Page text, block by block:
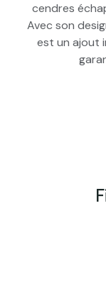
cendres
Avec son
est un ajout